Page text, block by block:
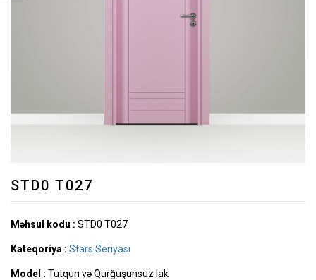
STD0 T027
Məhsul kodu : STD0 T027
Kateqoriya : Stars Seriyası
Model : Tutqun və Qurğuşunsuz lak